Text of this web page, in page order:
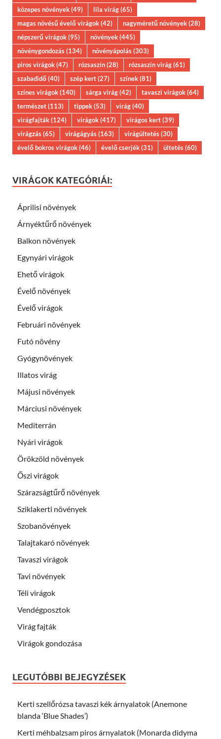
közepes növények(49) lila virág(65)
magas növésű évelő virágok(42) nagyméretű növények(28)
népszerű virágok(95) növények(445)
növénygondozás(134) növényápolás(303)
piros virágok(47) rózsaszín(28) rózsaszín virág(61)
szabadidő(40) szép kert(27) színek(81)
színes virágok(140) sárga virág(42) tavaszi virágok(64)
természet(113) tippek(53) virág(40)
virágfajták(124) virágok(417) virágos kert(39)
virágzás(65) virágágyás(163) virágültetés(30)
évelő bokros virágok(46) évelő cserjék(31) ültetés(60)
VIRÁGOK KATEGÓRIÁI:
Áprilisi növények
Árnyéktűrő növények
Balkon növények
Egynyári virágok
Ehető virágok
Évelő növények
Évelő virágok
Februári növények
Futó növény
Gyógynövények
Illatos virág
Májusi növények
Márciusi növények
Mediterrán
Nyári virágok
Örökzöld növények
Őszi virágok
Szárazságtűrő növények
Sziklakerti növények
Szobanövények
Talajtakaró növények
Tavaszi virágok
Tavi növények
Téli virágok
Vendégposztok
Virág fajták
Virágok gondozása
LEGUTÓBBI BEJEGYZÉSEK
Kerti szellőrózsa tavaszi kék árnyalatok (Anemone
blanda ‘Blue Shades’)
Kerti méhbalzsam piros árnyalatok (Monarda didyma